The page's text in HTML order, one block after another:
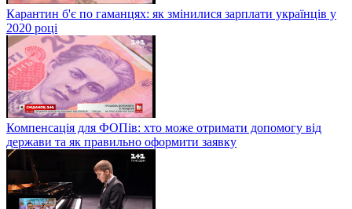
Карантин б'є по гаманцях: як змінилися зарплати українців у
2020 році
Компенсація для ФОПів: хто може отримати допомогу від
держави та як правильно оформити заявку